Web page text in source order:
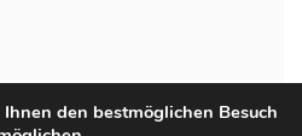
den bestmöglichen Besuch